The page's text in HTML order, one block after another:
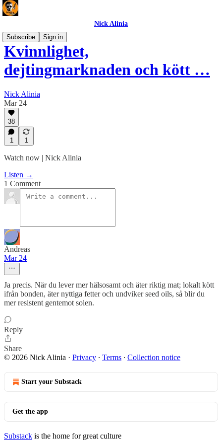
Nick Alinia
Subscribe
Sign in
Kvinnlighet,
dejtingmarknaden och kött …
Nick Alinia
Mar 24
38
1 1
Watch now | Nick Alinia
Listen →
1 Comment
Andreas
Mar 24
Ja precis. När du lever mer hälsosamt och äter riktig mat; lokalt kött
ifrån bonden, äter nyttiga fetter och undviker seed oils, så blir du
mer resistent gentemot solen.
Reply
Share
© 2026 Nick Alinia · Privacy ∙ Terms ∙ Collection notice
Start your Substack
Get the app
Substack is the home for great culture